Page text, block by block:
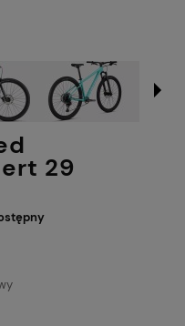
29